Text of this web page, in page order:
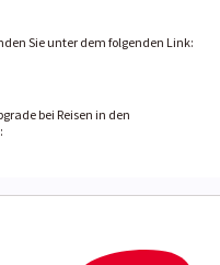
Sie unter dem folgenden Link:
bei Reisen in den